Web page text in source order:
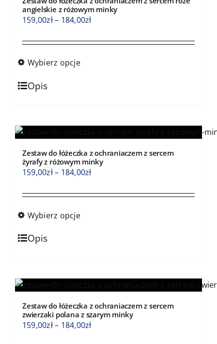
angielskie z różowym minky
159,00zł– 184,00złZakres
od
Wybierz opcje
Ten
produkt
wariantów.
można
wybrać
stronie
produktu
Opis
Zestaw do łóżeczka z ochraniaczem z sercem
żyrafy z różowym minky
159,00zł– 184,00złZakres
od
Wybierz opcje
Ten
produkt
wariantów.
można
wybrać
Opis
Zestaw do łóżeczka z ochraniaczem z sercem
zwierzaki polana z szarym minky
159,00zł– 184,00złZakres